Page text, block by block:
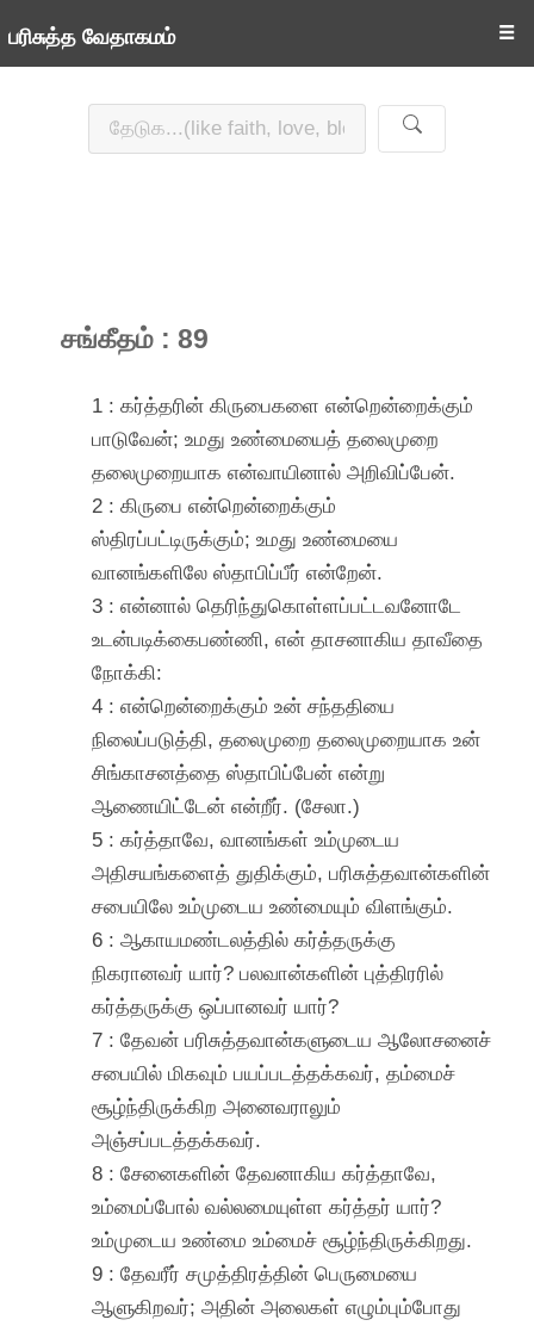
பரிசுத்த வேதாகமம் ☰
சங்கீதம் : 89
1 : கர்த்தரின் கிருபைகளை என்றென்றைக்கும்
பாடுவேன்; உமது உண்மையைத் தலைமுறை
தலைமுறையாக என்வாயினால் அறிவிப்பேன்.
2 : கிருபை என்றென்றைக்கும்
ஸ்திரப்பட்டிருக்கும்; உமது உண்மையை
வானங்களிலே ஸ்தாபிப்பீர் என்றேன்.
3 : என்னால் தெரிந்துகொள்ளப்பட்டவனோடே
உடன்படிக்கைபண்ணி, என் தாசனாகிய தாவீதை
நோக்கி:
4 : என்றென்றைக்கும் உன் சந்ததியை
நிலைப்படுத்தி, தலைமுறை தலைமுறையாக உன்
சிங்காசனத்தை ஸ்தாபிப்பேன் என்று
ஆணையிட்டேன் என்றீர். (சேலா.)
5 : கர்த்தாவே, வானங்கள் உம்முடைய
அதிசயங்களைத் துதிக்கும், பரிசுத்தவான்களின்
சபையிலே உம்முடைய உண்மையும் விளங்கும்.
6 : ஆகாயமண்டலத்தில் கர்த்தருக்கு
நிகரானவர் யார்? பலவான்களின் புத்திரரில்
கர்த்தருக்கு ஒப்பானவர் யார்?
7 : தேவன் பரிசுத்தவான்களுடைய ஆலோசனைச்
சபையில் மிகவும் பயப்படத்தக்கவர், தம்மைச்
சூழ்ந்திருக்கிற அனைவராலும்
அஞ்சப்படத்தக்கவர்.
8 : சேனைகளின் தேவனாகிய கர்த்தாவே,
உம்மைப்போல் வல்லமையுள்ள கர்த்தர் யார்?
உம்முடைய உண்மை உம்மைச் சூழ்ந்திருக்கிறது.
9 : தேவரீர் சமுத்திரத்தின் பெருமையை
ஆளுகிறவர்; அதின் அலைகள் எழும்பும்போது